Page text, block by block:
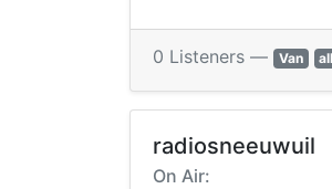
0 Listeners — Van
radiosneeuwuil
On Air: